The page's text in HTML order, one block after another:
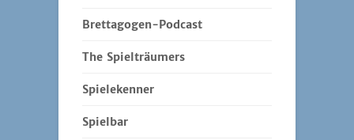
Brettagogen-Podcast
The Spielträumers
Spielekenner
Spielbar